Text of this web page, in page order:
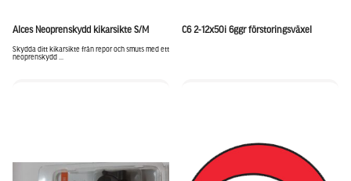
Alces Neoprenskydd kikarsikte S/M
Skydda ditt kikarsikte från repor och smuts med ett
neoprenskydd ...
C6 2-12x50i 6ggr förstoringsväxel